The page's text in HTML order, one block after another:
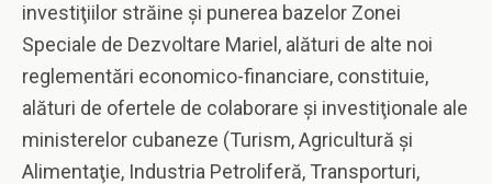
investiţiilor străine şi punerea bazelor Zonei
Speciale de Dezvoltare Mariel, alături de alte noi
reglementări economico-financiare, constituie,
alături de ofertele de colaborare şi investiţionale ale
ministerelor cubaneze (Turism, Agricultură şi
Alimentaţie, Industria Petroliferă, Transporturi,